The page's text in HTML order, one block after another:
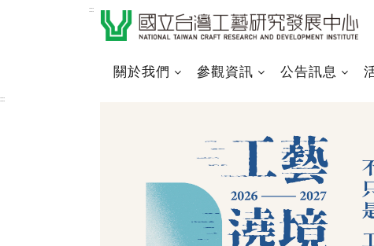
:::
關於我們 參觀資訊 公告訊息
:::